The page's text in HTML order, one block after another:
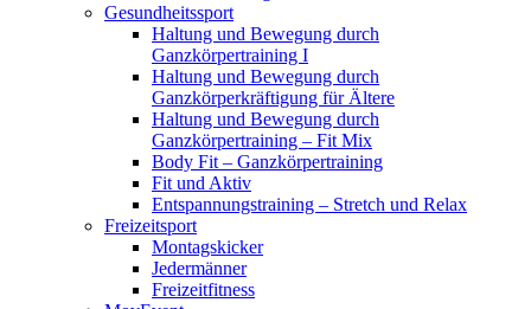
Gesundheitssport
Haltung und Bewegung durch
Ganzkörpertraining I
Haltung und Bewegung durch
Ganzkörperkräftigung für Ältere
Haltung und Bewegung durch
Ganzkörpertraining – Fit Mix
Body Fit – Ganzkörpertraining
Fit und Aktiv
Entspannungstraining – Stretch und Relax
Freizeitsport
Montagskicker
Jedermänner
Freizeitfitness